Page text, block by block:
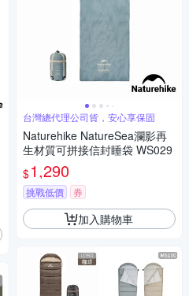
台灣總代理公司貨，安心享保固
Naturehike NatureSea瀾影再
生材質可拼接信封睡袋 WS029
$1,290
挑戰低價 券
加入購物車